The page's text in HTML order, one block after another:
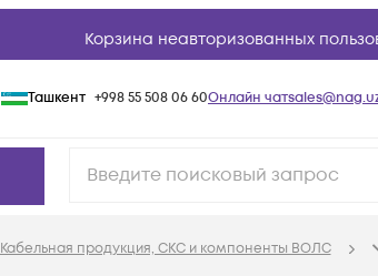
Корзина неавторизованных
Ташкент +998 55 508 06 60Онлайн чат
Кабельная продукция, СКС и компоненты ВОЛС